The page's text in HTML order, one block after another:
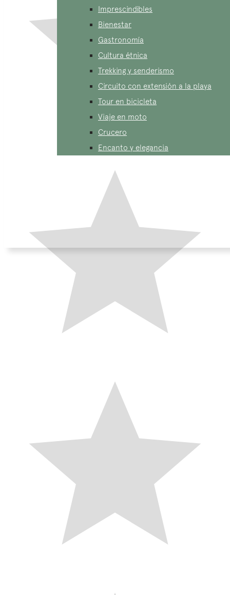
Imprescindibles
Bienestar
Gastronomía
Cultura étnica
Trekking y senderismo
Circuito con extensión a la playa
Tour en bicicleta
Viaje en moto
Crucero
Encanto y elegancia